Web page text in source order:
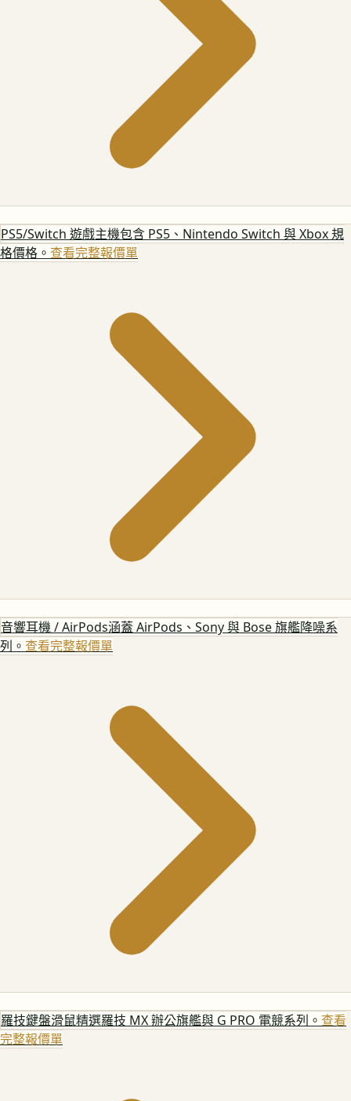
PS5/Switch 遊戲主機包含 PS5、Nintendo Switch 與 Xbox 規
格價格。 查看完整報價單
音響耳機 / AirPods涵蓋 AirPods、Sony 與 Bose 旗艦降噪系
列。 查看完整報價單
羅技鍵盤滑鼠精選羅技 MX 辦公旗艦與 G PRO 電競系列。 查看
完整報價單